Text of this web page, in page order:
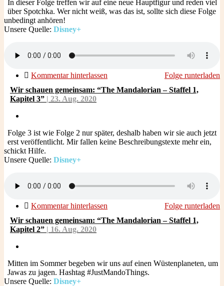
In dieser Folge treffen wir auf eine neue Hauptfigur und reden viel
über Spotchka. Wer nicht weiß, was das ist, sollte sich diese Folge
unbedingt anhören!
Unsere Quelle: Disney+
Folge runterladen
Kommentar hinterlassen
Wir schauen gemeinsam: “The Mandalorian – Staffel 1,
Kapitel 3” | 23. Aug. 2020
Folge 3 ist wie Folge 2 nur später, deshalb haben wir sie auch jetzt
erst veröffentlicht. Mir fallen keine Beschreibungstexte mehr ein,
schickt Hilfe.
Unsere Quelle: Disney+
Folge runterladen
Kommentar hinterlassen
Wir schauen gemeinsam: “The Mandalorian – Staffel 1,
Kapitel 2” | 16. Aug. 2020
Mitten im Sommer begeben wir uns auf einen Wüstenplaneten, um
Jawas zu jagen. Hashtag #JustMandoThings.
Unsere Quelle: Disney+